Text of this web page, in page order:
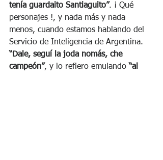
tenía guardaito Santiaguito”. ¡ Qué
personajes !, y nada más y nada
menos, cuando estamos hablando del
Servicio de Inteligencia de Argentina.
“Dale, seguí la joda nomás, che
campeón”, y lo refiero emulando “al